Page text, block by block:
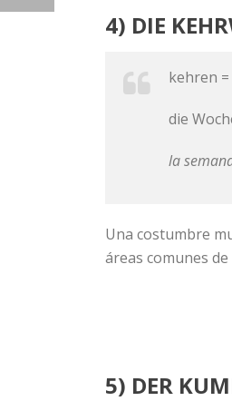
4) DIE
kehren
die
la
Una costumbre
áreas comunes
5) DER